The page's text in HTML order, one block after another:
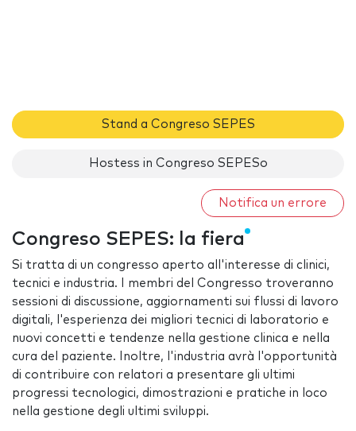
Stand a Congreso SEPES
Hostess in Congreso SEPESo
Notifica un errore
Congreso SEPES: la fiera
Si tratta di un congresso aperto all'interesse di clinici,
tecnici e industria. I membri del Congresso troveranno
sessioni di discussione, aggiornamenti sui flussi di lavoro
digitali, l'esperienza dei migliori tecnici di laboratorio e
nuovi concetti e tendenze nella gestione clinica e nella
cura del paziente. Inoltre, l'industria avrà l'opportunità
di contribuire con relatori a presentare gli ultimi
progressi tecnologici, dimostrazioni e pratiche in loco
nella gestione degli ultimi sviluppi.